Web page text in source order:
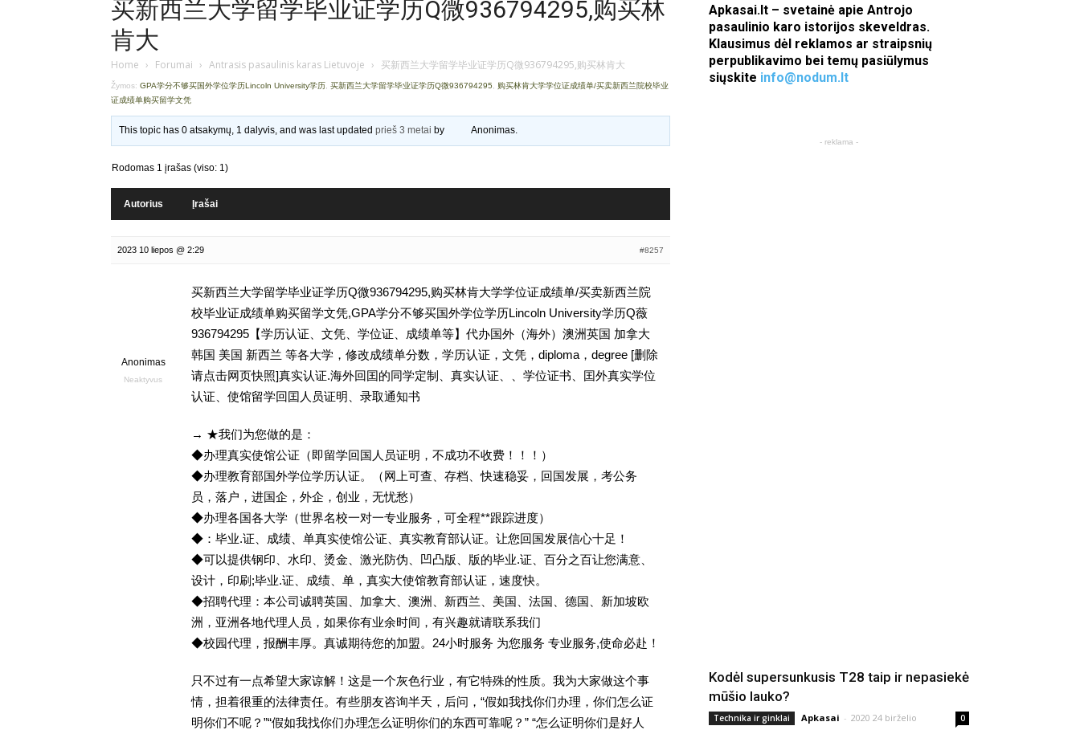
买新西兰大学留学毕业证学历Q微936794295,购买林
肯大
Home › Forumai › Antrasis pasaulinis karas Lietuvoje › 买新西兰大学留学毕业证学历Q微936794295,购买林肯大
Žymos: GPA学分不够买国外学位学历Lincoln University学历 买新西兰大学留学毕业证学历Q微936794295
购买林肯大学学位证成绩单/买卖新西兰院校毕业
证成绩单购买留学文凭
This topic has 0 atsakymų, 1 dalyvis, and was last updatedprieš 3 metai by Anonimas.
Rodomas 1 įrašas (viso: 1)
Autorius Įrašai
2023 10 liepos @ 2:29 #8257
Anonimas
Neaktyvus
买新西兰大学留学毕业证学历Q微936794295,购买林肯大学学位证成绩单/买卖新西兰院
校毕业证成绩单购买留学文凭,GPA学分不够买国外学位学历Lincoln University学历Q薇
936794295【学历认证、文凭、学位证、成绩单等】代办国外（海外）澳洲英国 加拿大
韩国 美国 新西兰 等各大学，修改成绩单分数，学历认证，文凭，diploma，degree [删除
请点击网页快照]真实认证.海外回囯的同学定制、真实认证、、学位证书、囯外真实学位
认证、使馆留学回囯人员证明、录取通知书
→ ★我们为您做的是：
◆办理真实使馆公证（即留学回国人员证明，不成功不收费！！！）
◆办理教育部国外学位学历认证。（网上可查、存档、快速稳妥，回国发展，考公务
员，落户，进国企，外企，创业，无忧愁）
◆办理各国各大学（世界名校一对一专业服务，可全程**跟踪进度）
◆：毕业.证、成绩、单真实使馆公证、真实教育部认证。让您回国发展信心十足！
◆可以提供钢印、水印、烫金、激光防伪、凹凸版、版的毕业.证、百分之百让您满意、
设计，印刷;毕业.证、成绩、单，真实大使馆教育部认证，速度快。
◆招聘代理：本公司诚聘英国、加拿大、澳洲、新西兰、美国、法国、德国、新加坡欧
洲，亚洲各地代理人员，如果你有业余时间，有兴趣就请联系我们
◆校园代理，报酬丰厚。真诚期待您的加盟。24小时服务 为您服务 专业服务,使命必赴！
只不过有一点希望大家谅解！这是一个灰色行业，有它特殊的性质。我为大家做这个事
情，担着很重的法律责任。有些朋友咨询半天，后问，“假如我找你们办理，你们怎么证
明你们不呢？”“假如我找你们办理怎么证明你们的东西可靠呢？” “怎么证明你们是好人
Apkasai.lt – svetainė apie Antrojo
pasaulinio karo istorijos skeveldras.
Klausimus dėl reklamos ar straipsnių
perpublikavimo bei temų pasiūlymus
siųskite info@nodum.lt
- reklama -
Kodėl supersunkusis T28 taip ir nepasiekė
mūšio lauko?
Technika ir ginklai Apkasai - 2020 24 birželio 0